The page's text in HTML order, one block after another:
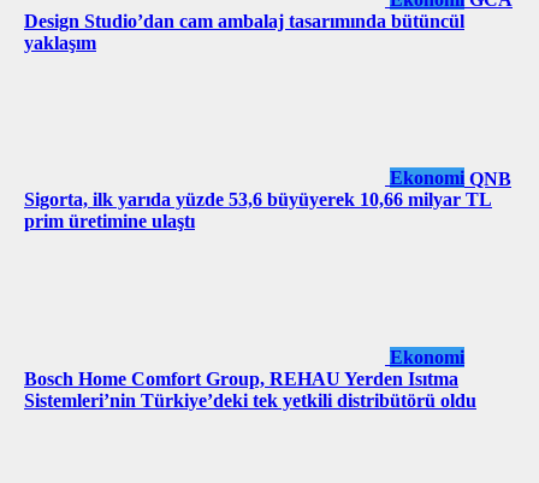
Design Studio’dan cam ambalaj tasarımında bütüncül
yaklaşım
Ekonomi QNB
Sigorta, ilk yarıda yüzde 53,6 büyüyerek 10,66 milyar TL
prim üretimine ulaştı
Ekonomi
Bosch Home Comfort Group, REHAU Yerden Isıtma
Sistemleri’nin Türkiye’deki tek yetkili distribütörü oldu